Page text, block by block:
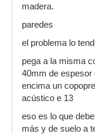
madera.
paredes
el problema lo
pega a la misma
40mm de espesor
encima un
acústico e 13
eso es lo que
más y de suelo a